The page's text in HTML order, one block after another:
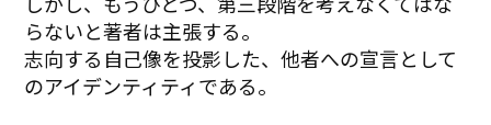
らないと著者は主張する。
志向する自己像を投影した、他者への宣言として
のアイデンティティである。